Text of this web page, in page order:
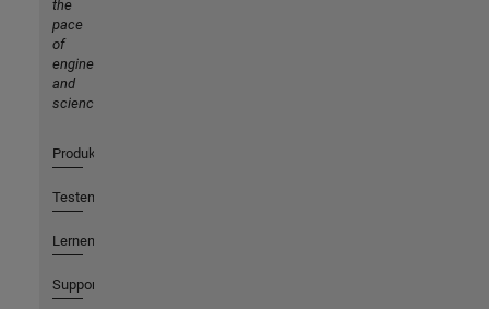
the
pace
of
engineering
and
science
Produkte
Testen oder Kaufen
Lernen
Support